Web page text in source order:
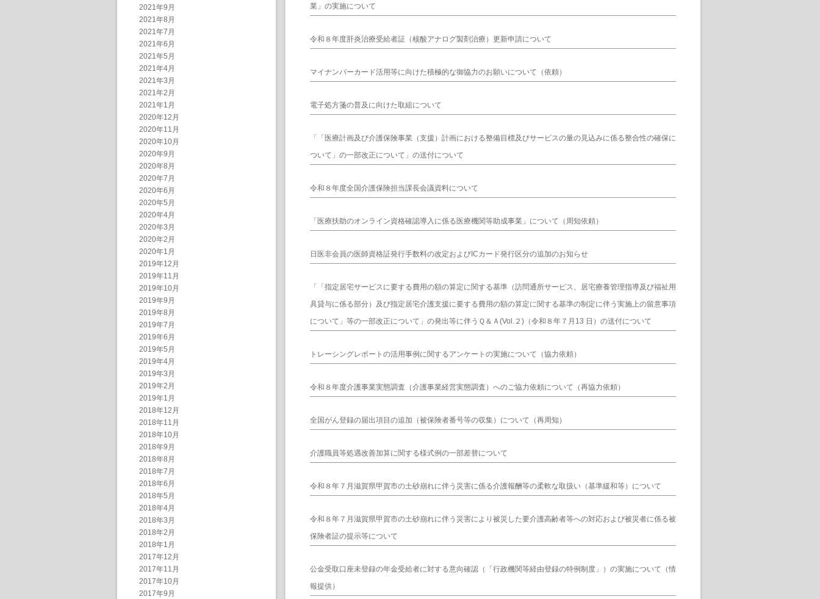
2021年9月
2021年8月
2021年7月
2021年6月
2021年5月
2021年4月
2021年3月
2021年2月
2021年1月
2020年12月
2020年11月
2020年10月
2020年9月
2020年8月
2020年7月
2020年6月
2020年5月
2020年4月
2020年3月
2020年2月
2020年1月
2019年12月
2019年11月
2019年10月
2019年9月
2019年8月
2019年7月
2019年6月
2019年5月
2019年4月
2019年3月
2019年2月
2019年1月
2018年12月
2018年11月
2018年10月
2018年9月
2018年8月
2018年7月
2018年6月
2018年5月
2018年4月
2018年3月
2018年2月
2018年1月
2017年12月
2017年11月
2017年10月
2017年9月
業」の実施について
令和８年度肝炎治療受給者証（核酸アナログ製剤治療）更新申請について
マイナンバーカード活用等に向けた積極的な御協力のお願いについて（依頼）
電子処方箋の普及に向けた取組について
「「医療計画及び介護保険事業（支援）計画における整備目標及びサービスの量の見込みに係る整合性の確保に
ついて」の一部改正について」の送付について
令和８年度全国介護保険担当課長会議資料について
「医療扶助のオンライン資格確認導入に係る医療機関等助成事業」について（周知依頼）
日医非会員の医師資格証発行手数料の改定およびICカード発行区分の追加のお知らせ
「「指定居宅サービスに要する費用の額の算定に関する基準（訪問通所サービス、居宅療養管理指導及び福祉用
具貸与に係る部分）及び指定居宅介護支援に要する費用の額の算定に関する基準の制定に伴う実施上の留意事項
について」等の一部改正について」の発出等に伴うＱ＆Ａ(Vol.２)（令和８年７月13 日）の送付について
トレーシングレポートの活用事例に関するアンケートの実施について（協力依頼）
令和８年度介護事業実態調査（介護事業経営実態調査）へのご協力依頼について（再協力依頼）
全国がん登録の届出項目の追加（被保険者番号等の収集）について（再周知）
介護職員等処遇改善加算に関する様式例の一部差替について
令和８年７月滋賀県甲賀市の土砂崩れに伴う災害に係る介護報酬等の柔軟な取扱い（基準緩和等）について
令和８年７月滋賀県甲賀市の土砂崩れに伴う災害により被災した要介護高齢者等への対応および被災者に係る被
保険者証の提示等について
公金受取口座未登録の年金受給者に対する意向確認（「行政機関等経由登録の特例制度」）の実施について（情
報提供）